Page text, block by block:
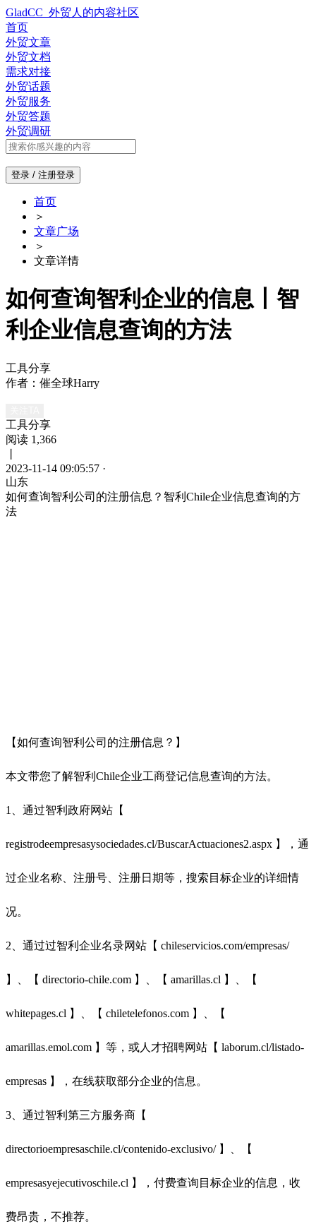
GladCC_外贸人的内容社区
首页
外贸文章
外贸文档
需求对接
外贸话题
外贸服务
外贸答题
外贸调研
登录 / 注册登录
首页
＞
文章广场
＞
文章详情
如何查询智利企业的信息丨智
利企业信息查询的方法
工具分享
作者：催全球Harry
工具分享
阅读 1,366
2023-11-14 09:05:57 ·
山东
如何查询智利公司的注册信息？智利Chile企业信息查询的方
法
【如何查询智利公司的注册信息？】
本文带您了解智利Chile企业工商登记信息查询的方法。
1、通过智利政府网站【
registrodeempresasysociedades.cl/BuscarActuaciones2.aspx 】，通
过企业名称、注册号、注册日期等，搜索目标企业的详细情
况。
2、通过过智利企业名录网站【 chileservicios.com/empresas/
】、【 directorio-chile.com 】、【 amarillas.cl 】、【
whitepages.cl 】、【 chiletelefonos.com 】、【
amarillas.emol.com 】等，或人才招聘网站【 laborum.cl/listado-
empresas 】，在线获取部分企业的信息。
3、通过智利第三方服务商【
directorioempresaschile.cl/contenido-exclusivo/ 】、【
empresasyejecutivoschile.cl 】，付费查询目标企业的信息，收
费昂贵，不推荐。